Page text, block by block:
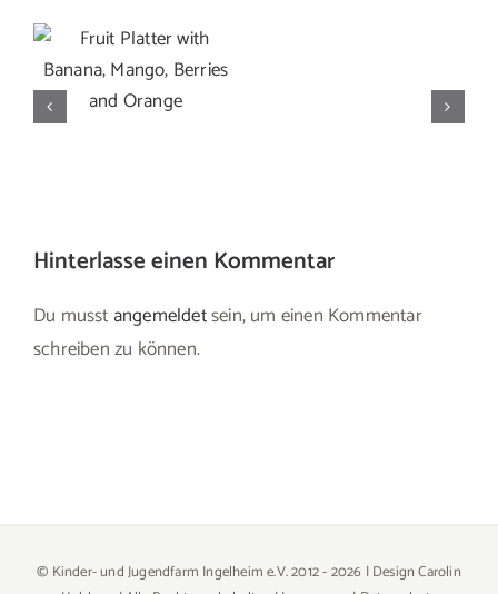
Hinterlasse einen Kommentar
Du musst angemeldetsein, um einen Kommentar
schreiben zu können.
© Kinder- und Jugendfarm Ingelheim e.V. 2012 -2026 | DesignCarolin